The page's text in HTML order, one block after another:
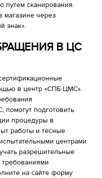
путем сканирования.
магазине через
знак».
В ЦС
в центр «СПБ ЦМС».
помогут подготовить
процедуры в
работы и тесные
центрами
разрешительные
требованиями
на сайте форму